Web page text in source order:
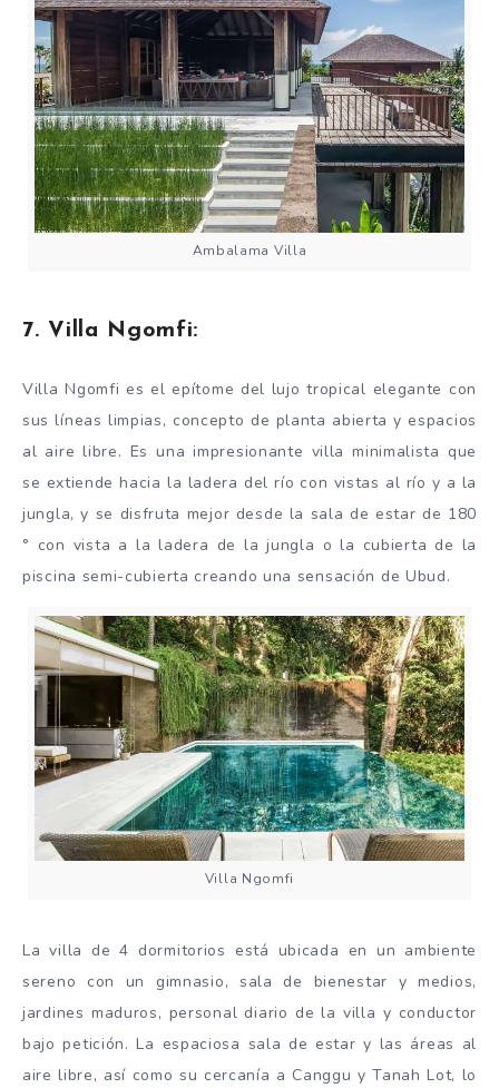
Ambalama Villa
7. Villa Ngomfi:
Villa Ngomfi es el epítome del lujo tropical elegante con
sus líneas limpias, concepto de planta abierta y espacios
al aire libre. Es una impresionante villa minimalista que
se extiende hacia la ladera del río con vistas al río y a la
jungla, y se disfruta mejor desde la sala de estar de 180
° con vista a la ladera de la jungla o la cubierta de la
piscina semi-cubierta creando una sensación de Ubud.
Villa Ngomfi
La villa de 4 dormitorios está ubicada en un ambiente
sereno con un gimnasio, sala de bienestar y medios,
jardines maduros, personal diario de la villa y conductor
bajo petición. La espaciosa sala de estar y las áreas al
aire libre, así como su cercanía a Canggu y Tanah Lot, lo